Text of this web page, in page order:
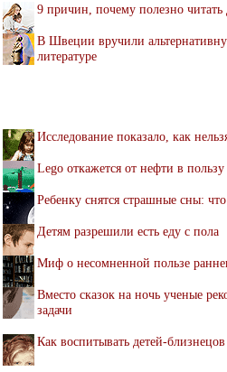
9 причин, почему полезно читать
В Швеции вручили
литературе
Исследование показало, как
Lego откажется от нефти в пользу
Ребенку снятся страшные сны: что
Детям разрешили есть еду с пола
Миф о несомненной пользе
Вместо сказок на ночь ученые
задачи
Как воспитывать детей-близнецов